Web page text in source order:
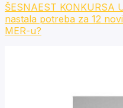
ŠESNAEST KONKURSA
nastala potreba za 12
MER-u?